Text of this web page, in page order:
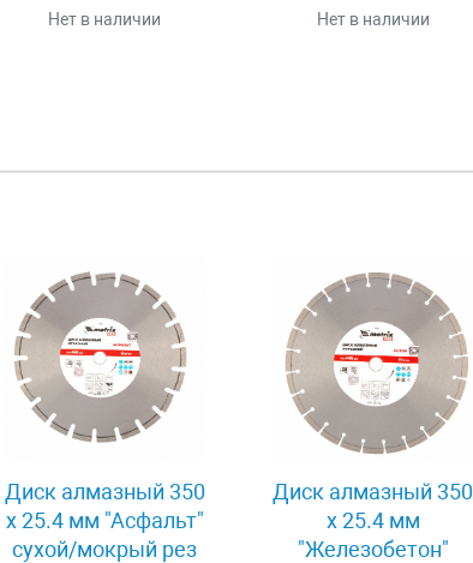
Нет в наличии Нет в наличии
Диск алмазный 350
х 25.4 мм "Асфальт"
сухой/мокрый рез
Диск алмазный 350
х 25.4 мм
"Железобетон"